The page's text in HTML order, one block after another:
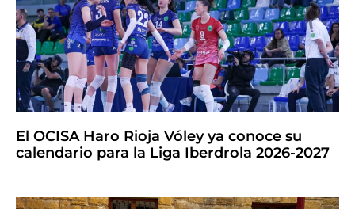
El OCISA Haro Rioja Vóley ya conoce su
calendario para la Liga Iberdrola 2026-2027